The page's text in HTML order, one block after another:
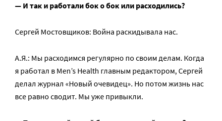
— И так и работали бок о бок или расходились?
Сергей Мостовщиков: Война раскидывала нас.
А.Я.: Мы расходимся регулярно по своим делам. Когда
я работал в Men’s Health главным редактором, Сергей
делал журнал «Новый очевидец». Но потом жизнь нас
все равно сводит. Мы уже привыкли.